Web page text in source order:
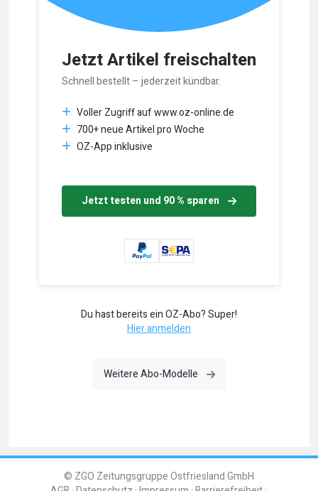
Jetzt Artikel freischalten
Schnell bestellt – jederzeit kündbar.
Voller Zugriff auf www.oz-online.de
700+ neue Artikel pro Woche
OZ-App inklusive
Jetzt testen und 90 % sparen
Du hast bereits ein OZ-Abo? Super!
Hier anmelden
Weitere Abo-Modelle
© ZGO Zeitungsgruppe Ostfriesland GmbH